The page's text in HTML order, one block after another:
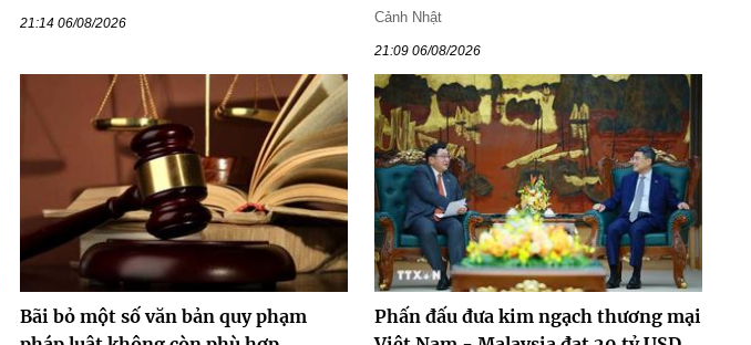
21:14 06/08/2026 Cảnh Nhật
21:09 06/08/2026
Bãi bỏ một số văn bản quy phạm
Phấn đấu đưa kim ngạch thương mại